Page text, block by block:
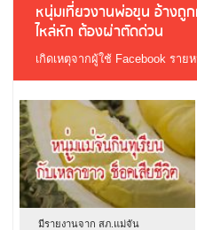
หนุ่มเที่ยวงานพ่อขุน อ้างถู
ไหล่หัก ต้องผ่าตัดด่วน
เกิดเหตุจากผู้ใช้ Facebook รา
มีรายงานจาก สภ.แม่จัน